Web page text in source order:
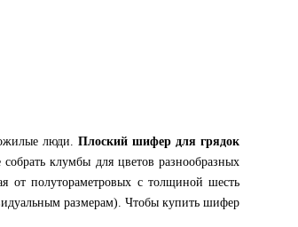
люди.Плоский шифер для грядок
клумбы для цветов разнообразных
от полутораметровых с толщиной шесть
размерам). Чтобы купить шифер